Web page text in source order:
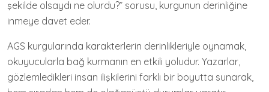
şekilde olsaydı ne olurdu?” sorusu, kurgunun derinliğine
inmeye davet eder.
AGS kurgularında karakterlerin derinlikleriyle oynamak,
okuyucularla bağ kurmanın en etkili yoludur. Yazarlar,
gözlemledikleri insan ilişkilerini farklı bir boyutta sunarak,